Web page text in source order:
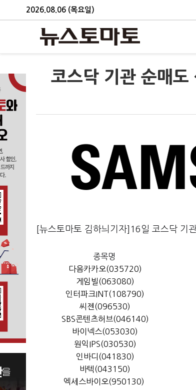
2026.08.06 (목요일)
코스닥 기관 순매도
[뉴스토마토 김하늬기자]16일 코스닥 기
종목명
다음카카오(035720)
게임빌(063080)
인터파크INT(108790)
씨젠(096530)
SBS콘텐츠허브(046140)
바이넥스(053030)
원익IPS(030530)
인바디(041830)
바텍(043150)
엑세스바이오(950130)